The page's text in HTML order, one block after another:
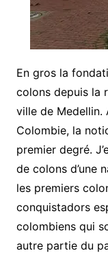
En gros la
colons depuis la
ville de Medellin.
Colombie, la
premier degré.
de colons d’une
les premiers
conquistadors
colombiens qui
autre partie du